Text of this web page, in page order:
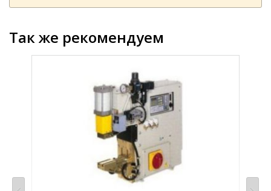
Так же рекомендуем